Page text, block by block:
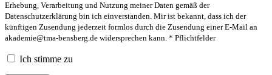
Erhebung, Verarbeitung und Nutzung meiner Daten gemäß der
Datenschutzerklärung bin ich einverstanden. Mir ist bekannt, dass ich der
künftigen Zusendung jederzeit formlos durch die Zusendung einer E-Mail an
akademie@tma-bensberg.de widersprechen kann. * Pflichtfelder
Ich stimme zu